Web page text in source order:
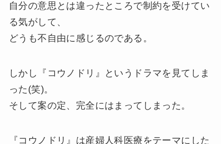
自分の意思とは違ったところで制約を受けてい
る気がして、
どうも不自由に感じるのである。
しかし『コウノドリ』というドラマを見てしま
った(笑)。
そして案の定、完全にはまってしまった。
『コウノドリ』は産婦人科医療をテーマにした